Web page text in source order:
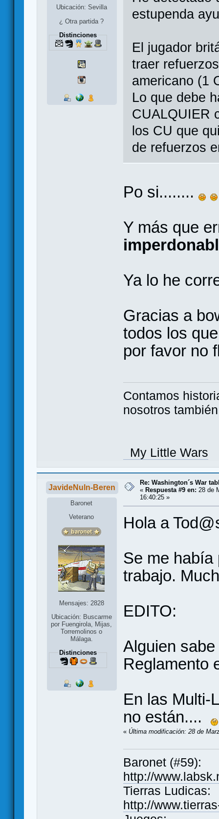
Ubicación: Sevilla
¿ Otra partida ?
Distinciones
estupenda
El jugador
traer
americano (1
Lo que debe
CUALQUIER
los CU que
de refuerzos
Po si........
Y más que
Ya lo he
Gracias a
todos los
por favor no
Contamos
nosotros
My Little Wars
JavideNuln-Beren
Baronet
Veterano
Mensajes: 2828
Ubicación: Buscarme
por Fuengirola, Mijas,
Torremolinos o
Málaga.
Distinciones
Re: Washington´s War
« Respuesta #9 en: 28 de
16:40:25 »
Hola a
Se me había
trabajo.
EDITO:
Alguien
Reglamento
En las Multi-
no están....
« Última modificación: 28 de
Baronet (#59):
http://
Tierras Ludicas:
http://